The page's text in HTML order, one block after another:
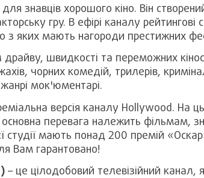
знавців хорошого кіно. Він
гру. В ефірі каналу
з яких мають нагороди престижних
швидкості та переможних
чорних комедій, трилерів,
жанрі мок'юментарі.
версія каналу Hollywood. На
основна перевага належить фільмам,
мають понад 200 премій
Вам гарантовано!
– це цілодобовий телевізійний канал,